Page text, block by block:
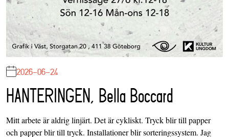
2026-06-24
HANTERINGEN, Bella Boccard
Mitt arbete är aldrig linjärt. Det är cykliskt. Tryck blir till papper
och papper blir till tryck. Installationer blir sorteringssystem. Jag